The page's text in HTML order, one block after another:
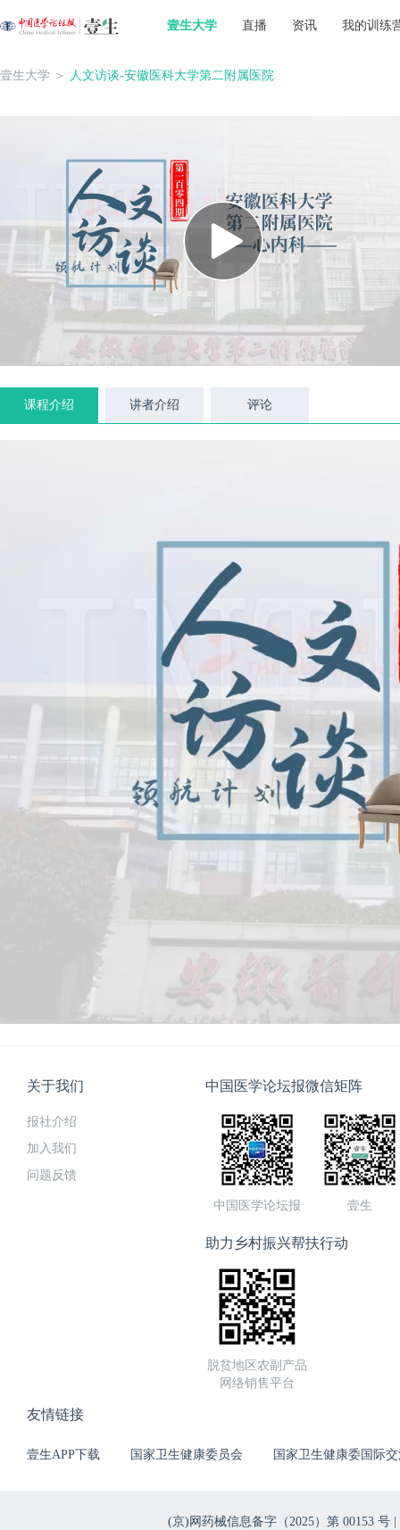
壹生大学 直播 资讯 我的训练
壹生大学 ＞ 人文访谈-安徽医科大学第二附属医院
课程介绍 讲者介绍 评论
关于我们
报社介绍
加入我们
问题反馈
中国医学论坛报微信矩阵
中国医学论坛报 壹生
助力乡村振兴帮扶行动
脱贫地区农副产品
网络销售平台
友情链接
壹生APP下载 国家卫生健康委员会 国家卫生健康委国际
(京)网药械信息备字（2025）第 00153 号 |